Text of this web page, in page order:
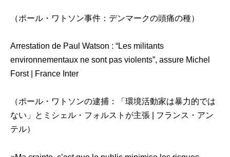
（ポール・ワトソン事件：デンマークの頭痛の種）
Arrestation de Paul Watson : “Les militants
environnementaux ne sont pas violents”, assure Michel
Forst | France Inter
（ポール・ワトソンの逮捕：「環境活動家は暴力的では
ない」とミシェル・フォルストが主張 | フランス・アン
テル）